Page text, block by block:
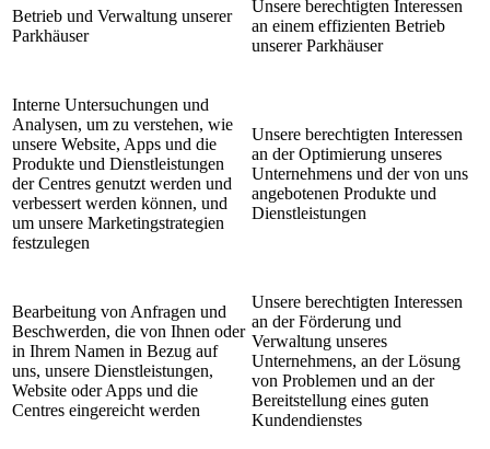
Betrieb und Verwaltung unserer
Parkhäuser
Unsere berechtigten Interessen
an einem effizienten Betrieb
unserer Parkhäuser
Interne Untersuchungen und
Analysen, um zu verstehen, wie
unsere Website, Apps und die
Produkte und Dienstleistungen
der Centres genutzt werden und
verbessert werden können, und
um unsere Marketingstrategien
festzulegen
Unsere berechtigten Interessen
an der Optimierung unseres
Unternehmens und der von uns
angebotenen Produkte und
Dienstleistungen
Bearbeitung von Anfragen und
Beschwerden, die von Ihnen oder
in Ihrem Namen in Bezug auf
uns, unsere Dienstleistungen,
Website oder Apps und die
Centres eingereicht werden
Unsere berechtigten Interessen
an der Förderung und
Verwaltung unseres
Unternehmens, an der Lösung
von Problemen und an der
Bereitstellung eines guten
Kundendienstes